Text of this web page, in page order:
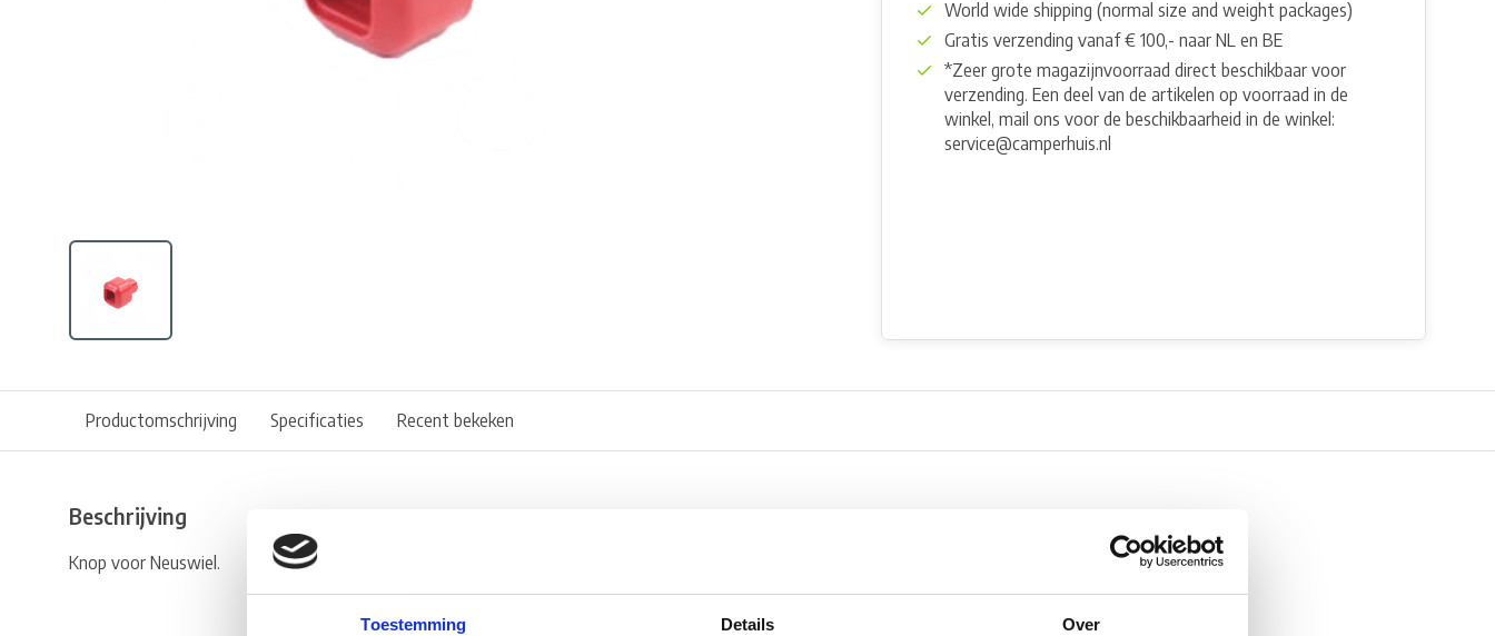
Toestemming Details Over
World wide shipping (normal size and weight packages)
Gratis verzending vanaf € 100,- naar NL en BE
*Zeer grote magazijnvoorraad direct beschikbaar voor
verzending. Een deel van de artikelen op voorraad in de
winkel, mail ons voor de beschikbaarheid in de winkel:
service@camperhuis.nl
Productomschrijving Specificaties Recent bekeken
Beschrijving
Knop voor Neuswiel.